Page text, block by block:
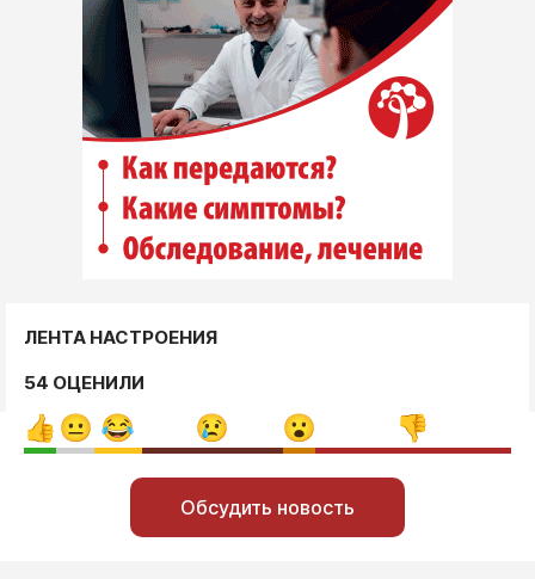
ЛЕНТА НАСТРОЕНИЯ
54 ОЦЕНИЛИ
Обсудить новость